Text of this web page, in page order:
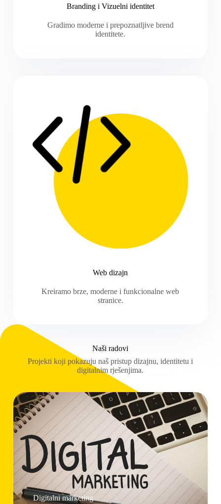
Branding i Vizuelni identitet
Gradimo moderne i prepoznatljive brend
identitete.
Web dizajn
Kreiramo brze, moderne i funkcionalne web
stranice.
Naši radovi
Projekti koji pokazuju naš pristup dizajnu, identitetu i
digitalnim rješenjima.
Digitalni marketing